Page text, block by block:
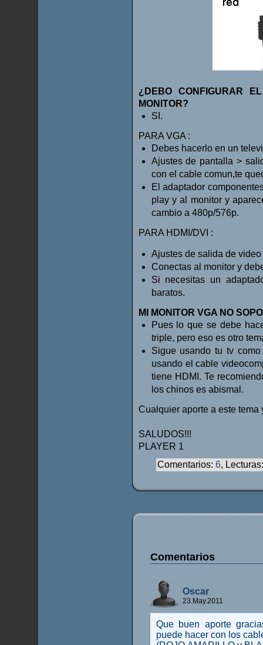
¿DEBO CONFIGURAR
MONITOR?
SI.
PARA VGA :
Debes hacerlo en un
Ajustes de pantalla >
con el cable comun,te
El adaptador
play y al monitor y
cambio a 480p/576p.
PARA HDMI/DVI :
Ajustes de salida de video
Conectas al monitor y
Si necesitas un
baratos.
MI MONITOR VGA NO
Pues lo que se debe
triple, pero eso es otro
Sigue usando tu tv
usando el cable
tiene HDMI. Te
los chinos es abismal.
Cualquier aporte a este tema
SALUDOS!!!
PLAYER 1
Comentarios: 6,
Comentarios
Oscar
23.May.2011
Que buen aporte
puede hacer con los